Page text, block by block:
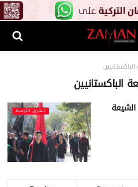
الباكستانيين
الشرق الأوسط الشيعة